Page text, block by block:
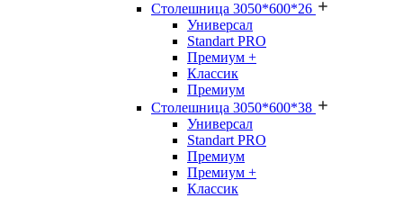
Столешница 3050*600*26
Универсал
Standart PRO
Премиум +
Классик
Премиум
Столешница 3050*600*38
Универсал
Standart PRO
Премиум
Премиум +
Классик